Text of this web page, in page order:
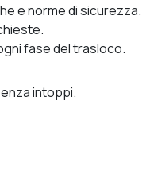
e norme di sicurezza.
fase del trasloco.
intoppi.